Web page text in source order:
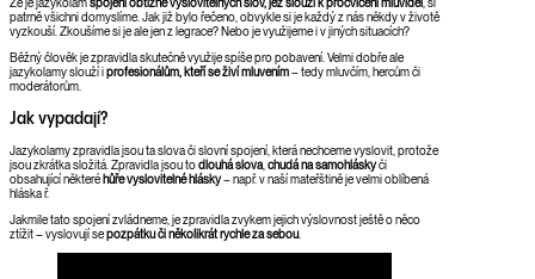
Že je jazykolamspojení obtížně vyslovitelných slov, jež slouží k procvičení mluvidel, si
patrně všichni domyslíme. Jak již bylo řečeno, obvykle si je každý z nás někdy v životě
vyzkouší. Zkoušíme si je ale jen z legrace? Nebo je využijeme i v jiných situacích?
Běžný člověk je zpravidla skutečně využije spíše pro pobavení. Velmi dobře ale
jazykolamy slouží iprofesionálům, kteří se živí mluvením– tedy mluvčím, hercům či
moderátorům.
Jak vypadají?
Jazykolamy zpravidla jsou ta slova či slovní spojení, která nechceme vyslovit, protože
jsou zkrátka složitá. Zpravidla jsou todlouhá slova chudá na samohláskyči
obsahující některéhůře vyslovitelné hlásky– např. v naší mateřštině je velmi oblíbená
hláska ř.
Jakmile tato spojení zvládneme, je zpravidla zvykem jejich výslovnost ještě o něco
ztížit – vyslovují sepozpátku či několikrát rychle za sebou.